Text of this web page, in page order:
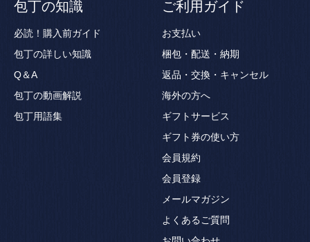
包丁の知識
必読！購入前ガイド
包丁の詳しい知識
Q＆A
包丁の動画解説
包丁用語集
ご利用ガイド
お支払い
梱包・配送・納期
返品・交換・キャンセル
海外の方へ
ギフトサービス
ギフト券の使い方
会員規約
会員登録
メールマガジン
よくあるご質問